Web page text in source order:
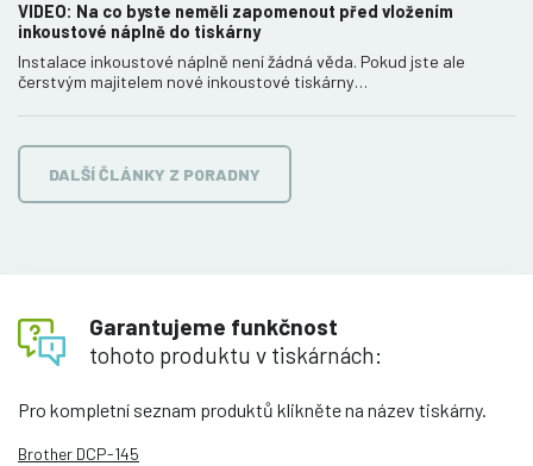
VIDEO: Na co byste neměli zapomenout před vložením
inkoustové náplně do tiskárny
Instalace inkoustové náplně není žádná věda. Pokud jste ale
čerstvým majitelem nové inkoustové tiskárny…
DALŠÍ ČLÁNKY Z PORADNY
Garantujeme funkčnost
tohoto produktu v tiskárnách:
Pro kompletní seznam produktů klikněte na název tiskárny.
Brother DCP-145